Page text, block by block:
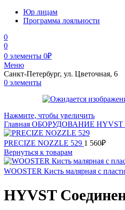
Юр лицам
Программа лояльности
0
0
0 элементы 0₽
Меню
Санкт-Петербург, ул. Цветочная, 6
0 элементы
Нажмите, чтобы увеличить
Главная ОБОРУДОВАНИЕ HYVST
PRECIZE NOZZLE 529 1 560₽
Вернуться к товарам
WOOSTER Кисть малярная с
HYVST